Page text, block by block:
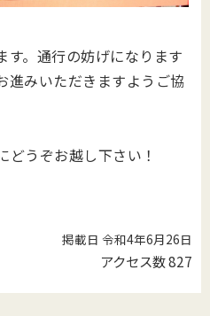
。通行の妨げになります
進みいただきますようご協
うぞお越し下さい！
掲載日 令和4年6月26日
アクセス数827